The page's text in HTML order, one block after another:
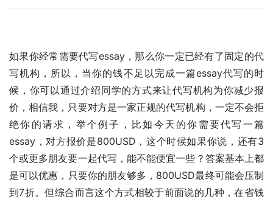
如果你经常需要代写essay，那么你一定已经有了固定的代
写机构，所以，当你的钱不足以完成一篇essay代写的时
候，你可以通过介绍同学的方式来让代写机构为你减少报
价，相信我，只要对方是一家正规的代写机构，一定不会拒
绝你的请求，举个例子，比如今天的你需要代写一篇
essay，对方报价是800USD，这个时候如果你说，还有3
个或更多朋友要一起代写，能不能便宜一些？答案基本上都
是可以优惠，只要你的朋友够多，800USD最终可能会压制
到7折。但综合而言这个方式相较于前面说的几种，在省钱